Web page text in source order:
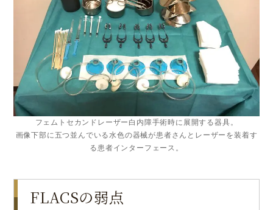
フェムトセカンドレーザー白内障手術時に展開する器具。
画像下部に五つ並んでいる水色の器械が患者さんとレーザーを装着す
る患者インターフェース。
FLACSの弱点